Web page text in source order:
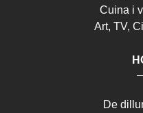
Cuina i
Art, TV,
De